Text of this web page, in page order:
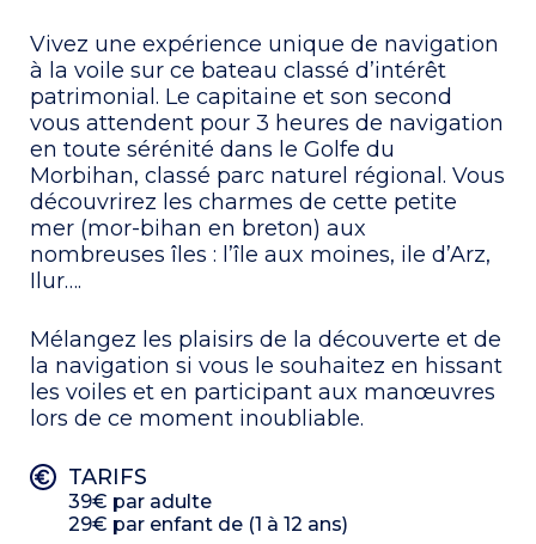
Vivez une expérience unique de navigation
à la voile sur ce bateau classé d’intérêt
patrimonial. Le capitaine et son second
vous attendent pour 3 heures de navigation
en toute sérénité dans le Golfe du
Morbihan, classé parc naturel régional. Vous
découvrirez les charmes de cette petite
mer (mor-bihan en breton) aux
nombreuses îles : l’île aux moines, ile d’Arz,
Ilur….
Mélangez les plaisirs de la découverte et de
la navigation si vous le souhaitez en hissant
les voiles et en participant aux manœuvres
lors de ce moment inoubliable.
TARIFS
39€ par adulte
29€ par enfant de (1 à 12 ans)